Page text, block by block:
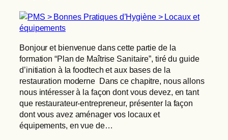
Bonjour et bienvenue dans cette partie de la
formation “Plan de Maîtrise Sanitaire”, tiré du guide
d’initiation à la foodtech et aux bases de la
restauration moderne Dans ce chapitre, nous allons
nous intéresser à la façon dont vous devez, en tant
que restaurateur-entrepreneur, présenter la façon
dont vous avez aménager vos locaux et
équipements, en vue de…